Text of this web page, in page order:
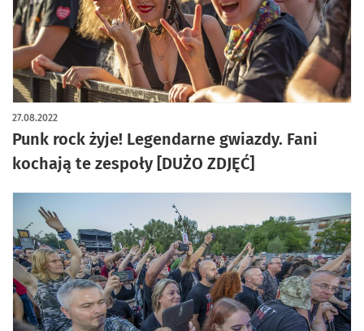
Punk rock żyje! Legendarne gwiazdy. Fani
kochają te zespoły [DUŻO ZDJĘĆ]
27.08.2022
artykuł z galerią zdjęć